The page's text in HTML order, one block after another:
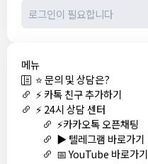
메뉴
⭐ 문의 및 상담은?
⚡ 카톡 친구 추가하기
⚡ 24시 상담 센터
⚡카카오톡 오픈채팅
▶️ 텔레그램 바로가기
📅 YouTube 바로가기